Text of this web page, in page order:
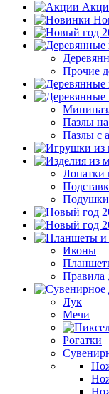
Прочие
Пазлы
Пазлы с
Лопатки
Подушки
Иконы
Правила
Лук
Мечи
Рогатки